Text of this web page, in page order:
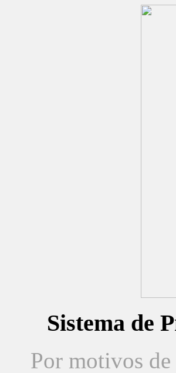
Sistema de
Por motivos de